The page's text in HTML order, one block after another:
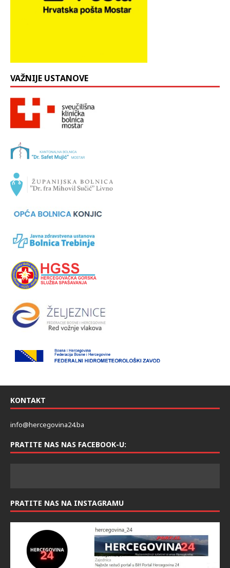
VAŽNIJE USTANOVE
KONTAKT
info@hercegovina24.ba
PRATITE NAS NAS FACEBOOK-U:
PRATITE NAS NA INSTAGRAMU